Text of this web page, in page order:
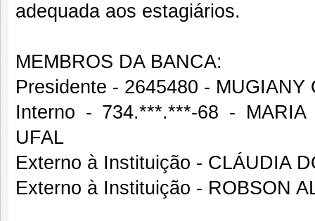
adequada aos estagiários.
MEMBROS DA BANCA:
Presidente - 2645480 -
Interno - 734.***.***-68 -
UFAL
Externo à Instituição - CLÁUDIA
Externo à Instituição - ROBSON